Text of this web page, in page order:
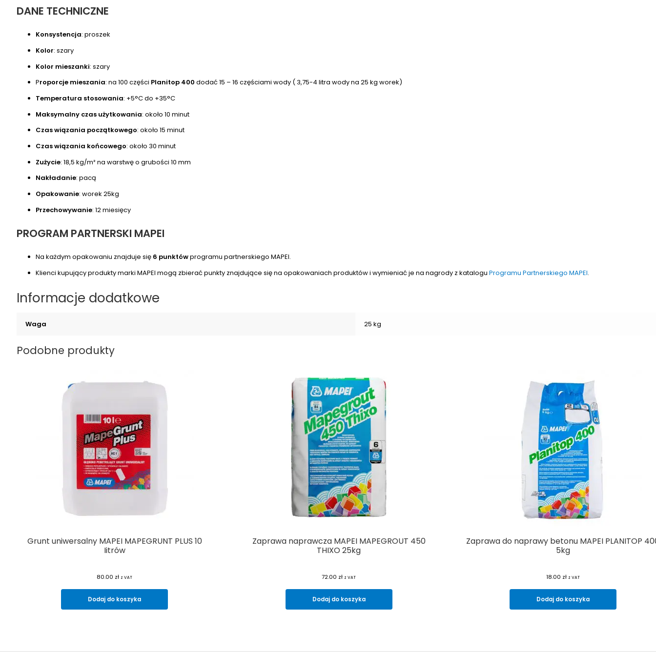
DANE TECHNICZNE
Konsystencja: proszek
Kolor: szary
Kolor mieszanki: szary
Proporcje mieszania: na 100 części Planitop 400 dodać 15 – 16 częściami wody ( 3,75-4 litra wody na 25 kg worek)
Temperatura stosowania: +5°C do +35°C
Maksymalny czas użytkowania: około 10 minut
Czas wiązania początkowego: około 15 minut
Czas wiązania końcowego: około 30 minut
Zużycie: 18,5 kg/m² na warstwę o grubości 10 mm
Nakładanie: pacą
Opakowanie: worek 25kg
Przechowywanie: 12 miesięcy
PROGRAM PARTNERSKI MAPEI
Na każdym opakowaniu znajduje się 6 punktówprogramu partnerskiego MAPEI.
Klienci kupujący produkty marki MAPEI mogą zbierać punkty znajdujące się na opakowaniach produktów i wymieniać je na nagrody z kataloguProgramu Partnerskiego MAPEI.
Informacje dodatkowe
Waga 25 kg
Podobne produkty
Grunt uniwersalny MAPEI MAPEGRUNT PLUS 10
Iitrów
80.00 zł z VAT
Dodaj do koszyka
Zaprawa naprawcza MAPEI MAPEGROUT 450
THIXO 25kg
72.00 zł z VAT
Dodaj do koszyka
Zaprawa do naprawy betonu MAPEI PLANITOP
5kg
18.00 zł z VAT
Dodaj do koszyka